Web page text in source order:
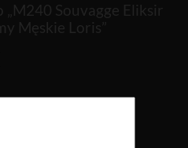
Souvagge Eliksir
Męskie Loris”